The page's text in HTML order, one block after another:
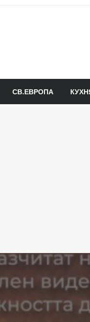
СВ.ЕВРОПА